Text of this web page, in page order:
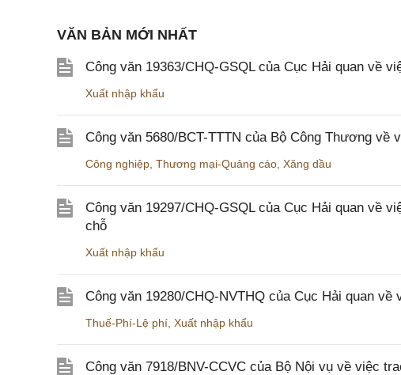
VĂN BẢN MỚI NHẤT
Công văn 19363/CHQ-GSQL của Cục Hải quan về
Xuất nhập khẩu
Công văn 5680/BCT-TTTN của Bộ Công Thương về
Công nghiệp Thương mại-Quảng cáo Xăng dầu
Công văn 19297/CHQ-GSQL của Cục Hải quan về
chỗ
Xuất nhập khẩu
Công văn 19280/CHQ-NVTHQ của Cục Hải quan
Thuế-Phí-Lệ phí Xuất nhập khẩu
Công văn 7918/BNV-CCVC của Bộ Nội vụ về việc